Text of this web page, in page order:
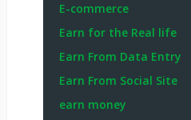
E-commerce
Earn for the Real life
Earn From Data Entry
Earn From Social Site
earn money